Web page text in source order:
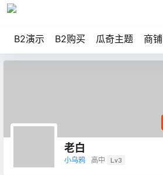
B2演示 B2购买 瓜奇主题 商铺
老白
小乌鸦 高中 Lv3